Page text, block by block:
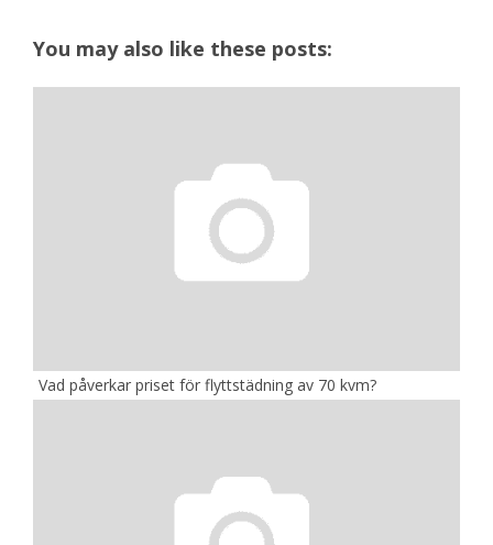
You may also like these posts:
Vad påverkar priset för flyttstädning av 70 kvm?